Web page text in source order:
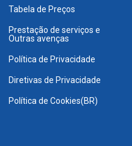
Tabela de Preços
Prestação de serviços e
Outras avenças
Política de Privacidade
Diretivas de Privacidade
Política de Cookies(BR)